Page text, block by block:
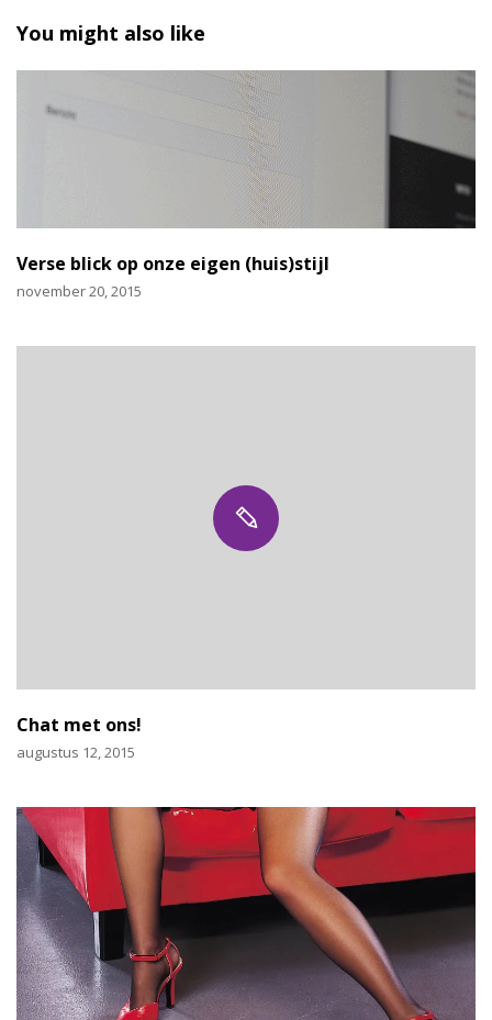
You might also like
Verse blick op onze eigen (huis)stijl
november 20, 2015
Chat met ons!
augustus 12, 2015